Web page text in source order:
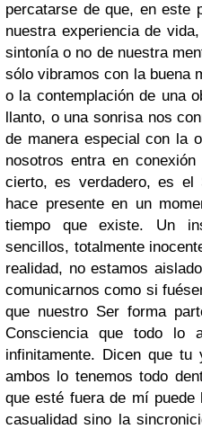
percatarse de que, en este
nuestra experiencia de
sintonía o no de nuestra
sólo vibramos con la buena
o la contemplación de una
llanto, o una sonrisa nos
de manera especial con la
nosotros entra en
cierto, es verdadero, es el
hace presente en un
tiempo que existe. Un
sencillos, totalmente
realidad, no estamos
comunicarnos como si
que nuestro Ser forma
Consciencia que todo lo
infinitamente. Dicen que
ambos lo tenemos todo
que esté fuera de mí
casualidad sino la